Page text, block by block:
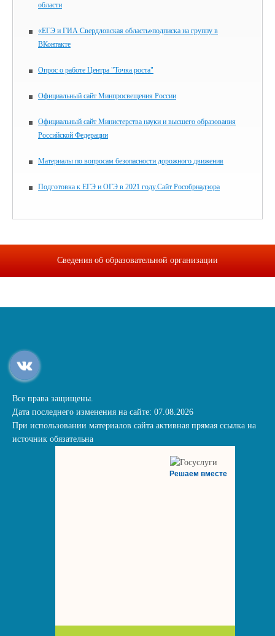
области
«ЕГЭ и ГИА Свердловская область»подписка на группу в
ВКонтакте
Опрос о работе Центра "Точка роста"
Официальный сайт Минпросвещения России
Официальный сайт Министерства науки и высшего образования
Российской Федерации
Материалы по вопросам безопасности дорожного движения
Подготовка к ЕГЭ и ОГЭ в 2021 году.Сайт Рособрнадзора
Сведения об образовательной организации
Все права защищены.
Дата последнего изменения на сайте: 07.08.2026
При использовании материалов сайта активная прямая ссылка на
источник обязательна
Решаем вместе